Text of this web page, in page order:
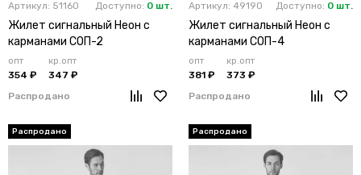
Артикул: 51160 Доступно: 0 шт.
Жилет сигнальный Неон с
карманами СОП-2
(тк.Полиэфир,120) тип 1,
оранжевый
опт
354 ₽
кр.опт
347 ₽
Распродано
Артикул: 49190 Доступно: 0 шт.
Жилет сигнальный Неон с
карманами СОП-4
(тк.Полиэфир,130) тип 3,
лимонный
опт
381 ₽
кр.опт
373 ₽
Распродано